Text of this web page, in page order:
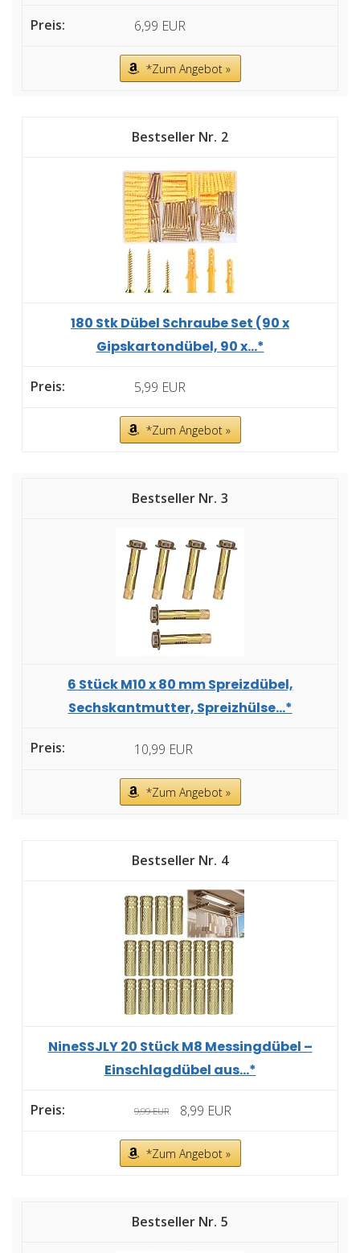
6,99 EUR
*Zum Angebot »
2
180 Stk Dübel Schraube Set (90 x
Gipskartondübel, 90 x...*
5,99 EUR
*Zum Angebot »
3
6 Stück M10 x 80 mm Spreizdübel,
Sechskantmutter, Spreizhülse...*
10,99 EUR
*Zum Angebot »
4
NineSSJLY 20 Stück M8 Messingdübel –
Einschlagdübel aus...*
9,99 EUR 8,99 EUR
*Zum Angebot »
5